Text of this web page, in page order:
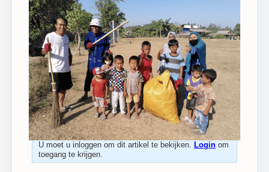
U moet u inloggen om dit artikel te bekijken. Login om
toegang te krijgen.